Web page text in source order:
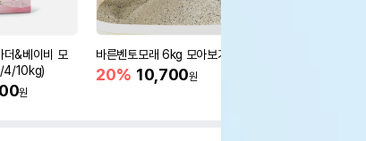
더&베이비 모
4/10kg)
원
바른벤토모래 6kg 모아보기
20% 10,700원